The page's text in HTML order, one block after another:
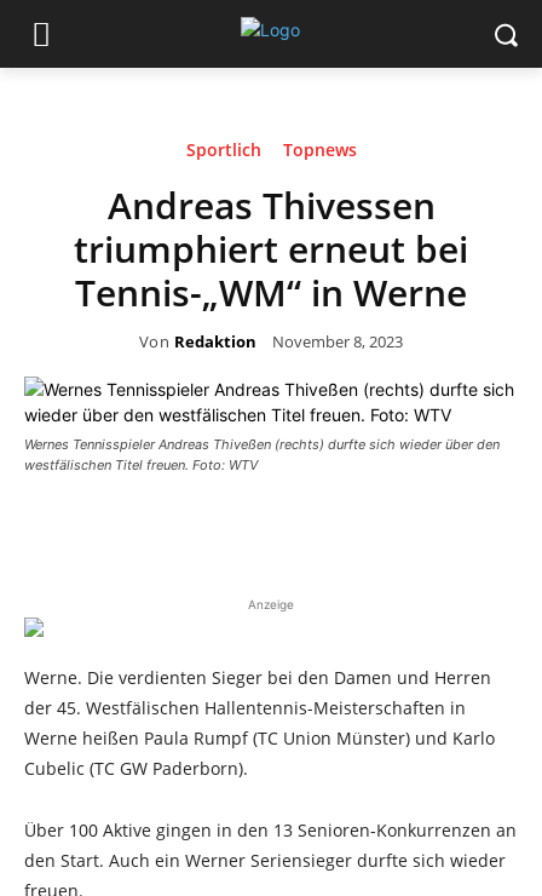
Sportlich Topnews
Andreas Thivessen
triumphiert erneut bei
Tennis-„WM“ in Werne
Von Redaktion November 8, 2023
Wernes Tennisspieler Andreas Thiveßen (rechts) durfte sich wieder über den
westfälischen Titel freuen. Foto: WTV
Anzeige
Werne. Die verdienten Sieger bei den Damen und Herren
der 45. Westfälischen Hallentennis-Meisterschaften in
Werne heißen Paula Rumpf (TC Union Münster) und Karlo
Cubelic (TC GW Paderborn).
Über 100 Aktive gingen in den 13 Senioren-Konkurrenzen an
den Start. Auch ein Werner Seriensieger durfte sich wieder
freuen.